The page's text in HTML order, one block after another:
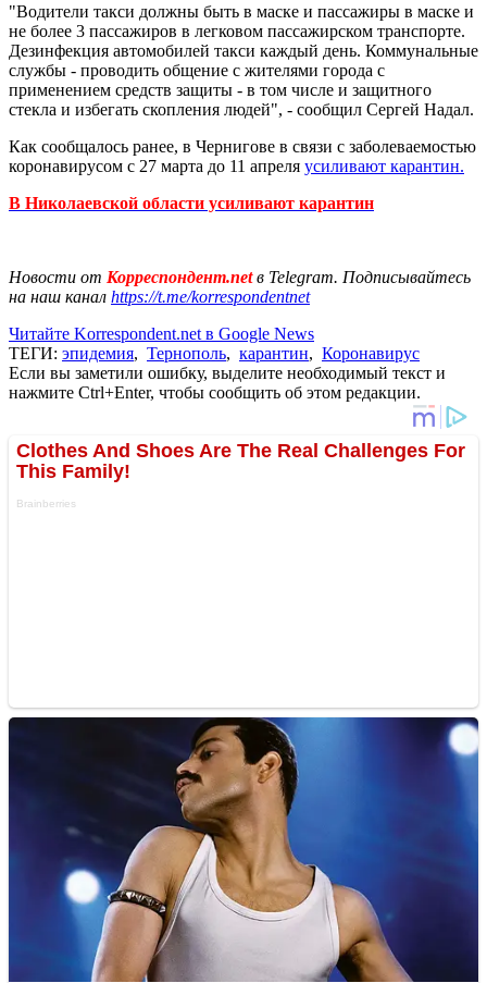
"Водители такси должны быть в маске и пассажиры в маске и
не более 3 пассажиров в легковом пассажирском транспорте.
Дезинфекция автомобилей такси каждый день. Коммунальные
службы - проводить общение с жителями города с
применением средств защиты - в том числе и защитного
стекла и избегать скопления людей", - сообщил Сергей Надал.
Как сообщалось ранее, в Чернигове в связи с заболеваемостью
коронавирусом с 27 марта до 11 апреля усиливают карантин.
В Николаевской области усиливают карантин
Новости от Корреспондент.netв Telegram. Подписывайтесь
на наш канал https://t.me/korrespondentnet
Читайте Korrespondent.net в Google News
ТЕГИ: эпидемия, Тернополь, карантин, Коронавирус
Если вы заметили ошибку, выделите необходимый текст и
нажмите Ctrl+Enter, чтобы сообщить об этом редакции.